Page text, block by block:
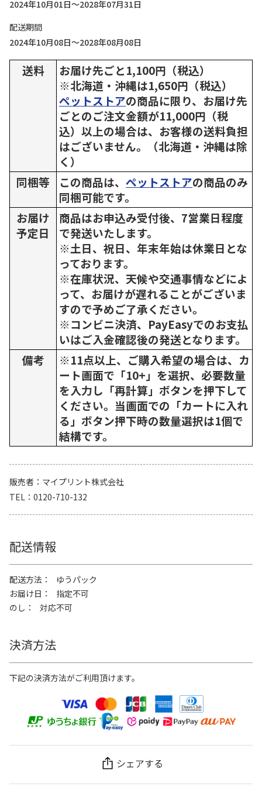
2024年10月01日～2028年07月31日
配送期間
2024年10月08日～2028年08月08日
送料
お届け先ごと1,100円（税込）
※北海道・沖縄は1,650円（税込）
ペットストアの商品に限り、お届け先
ごとのご注文金額が11,000円（税
込）以上の場合は、お客様の送料負担
はございません。（北海道・沖縄は除
く）
同梱等
この商品は、 ペットストアの商品のみ
同梱可能です。
お届け
予定日
商品はお申込み受付後、7営業日程度
で発送いたします。
※土日、祝日、年末年始は休業日とな
っております。
※在庫状況、天候や交通事情などによ
って、お届けが遅れることがございま
すので予めご了承ください。
※コンビニ決済、PayEasyでのお支払
いはご入金確認後の発送となります。
備考
※11点以上、ご購入希望の場合は、カ
ート画面で「10+」を選択、必要数量
を入力し「再計算」ボタンを押下して
ください。当画面での「カートに入れ
る」ボタン押下時の数量選択は1個で
結構です。
販売者
マイプリント株式会社
TEL
0120-710-132
配送情報
配送方法
ゆうパック
お届け日
指定不可
のし
対応不可
決済方法
下記の決済方法がご利用頂けます。
シェアする